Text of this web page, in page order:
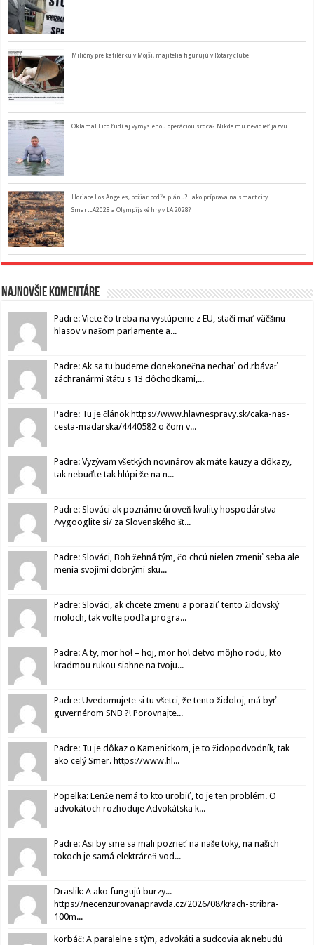
Milióny pre kafilérku v Mojši, majitelia figurujú v Rotary clube
Oklamal Fico ľudí aj vymyslenou operáciou srdca? Nikde mu nevidieť jazvu…
Horiace Los Angeles, požiar podľa plánu? ..ako príprava na smart city
SmartLA2028 a Olympijské hry v LA 2028?
Najnovšie komentáre
Padre: Viete čo treba na vystúpenie z EU, stačí mať väčšinu
hlasov v našom parlamente a...
Padre: Ak sa tu budeme donekonečna nechať od.rbávať
záchranármi štátu s 13 dôchodkami,...
Padre: Tu je článok https://www.hlavnespravy.sk/caka-nas-
cesta-madarska/4440582 o čom v...
Padre: Vyzývam všetkých novinárov ak máte kauzy a dôkazy,
tak nebuďte tak hlúpi že na n...
Padre: Slováci ak poznáme úroveň kvality hospodárstva
/vygooglite si/ za Slovenského št...
Padre: Slováci, Boh žehná tým, čo chcú nielen zmeniť seba ale
menia svojimi dobrými sku...
Padre: Slováci, ak chcete zmenu a poraziť tento židovský
moloch, tak volte podľa progra...
Padre: A ty, mor ho! – hoj, mor ho! detvo môjho rodu, kto
kradmou rukou siahne na tvoju...
Padre: Uvedomujete si tu všetci, že tento židoloj, má byť
guvernérom SNB ?! Porovnajte...
Padre: Tu je dôkaz o Kamenickom, je to židopodvodník, tak
ako celý Smer. https://www.hl...
Popelka: Lenže nemá to kto urobiť, to je ten problém. O
advokátoch rozhoduje Advokátska k...
Padre: Asi by sme sa mali pozrieť na naše toky, na našich
tokoch je samá elektráreň vod...
Draslik: A ako fungujú burzy...
https://necenzurovanapravda.cz/2026/08/krach-stribra-
100m...
korbáč: A paralelne s tým, advokáti a sudcovia ak nebudú